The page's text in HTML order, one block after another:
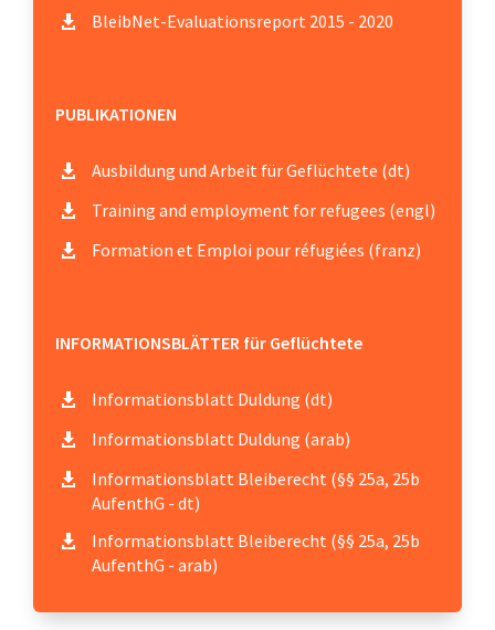
 BleibNet-Evaluationsreport 2015 - 2020
PUBLIKATIONEN
 Ausbildung und Arbeit für Geflüchtete (dt)
 Training and employment for refugees (engl)
 Formation et Emploi pour réfugiées (franz)
INFORMATIONSBLÄTTER für Geflüchtete
 Informationsblatt Duldung (dt)
 Informationsblatt Duldung (arab)

Informationsblatt Bleiberecht (§§ 25a, 25b
AufenthG - dt)

Informationsblatt Bleiberecht (§§ 25a, 25b
AufenthG - arab)